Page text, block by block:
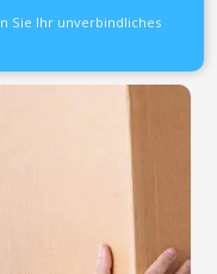
Sie Ihr unverbindliches